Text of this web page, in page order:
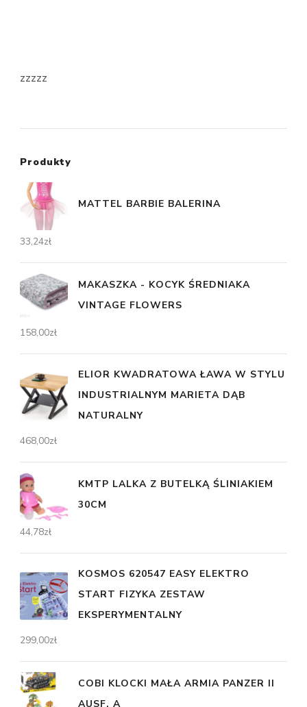
zzzzz
Produkty
MATTEL BARBIE BALERINA
33,24zł
MAKASZKA - KOCYK ŚREDNIAKA
VINTAGE FLOWERS
158,00zł
ELIOR KWADRATOWA ŁAWA W STYLU
INDUSTRIALNYM MARIETA DĄB
NATURALNY
468,00zł
KMTP LALKA Z BUTELKĄ ŚLINIAKIEM
30CM
44,78zł
KOSMOS 620547 EASY ELEKTRO
START FIZYKA ZESTAW
EKSPERYMENTALNY
299,00zł
COBI KLOCKI MAŁA ARMIA PANZER II
AUSF. A